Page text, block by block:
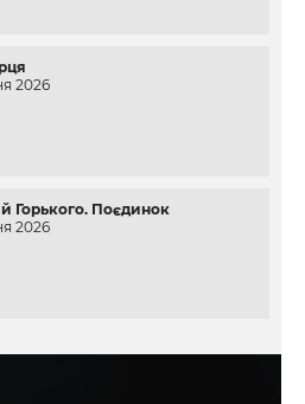
2026
Горького. Поєдинок
2026